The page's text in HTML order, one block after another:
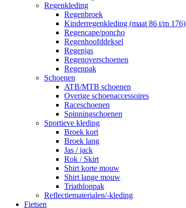
Regenkleding
Regenbroek
Kinderregenkleding (maat 86 t/m 176)
Regencape/poncho
Regenhoofddeksel
Regenjas
Regenoverschoenen
Regenpak
Schoenen
ATB/MTB schoenen
Overige schoenaccessoires
Raceschoenen
Spinningschoenen
Sportieve kleding
Broek kort
Broek lang
Jas / jack
Rok / Skirt
Shirt korte mouw
Shirt lange mouw
Triathlonpak
Reflectiematerialen/-kleding
Fietsen